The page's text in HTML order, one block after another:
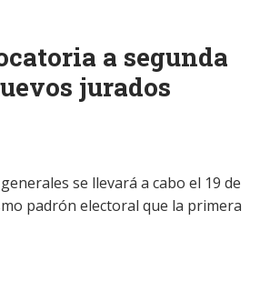
a segunda
jurados
se llevará a cabo el 19 de
padrón electoral que la primera